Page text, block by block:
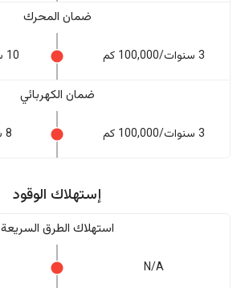
ضمان المحرك
3 سنوات/100,000 كم 10 سنوات/1,000,000 كم
ضمان الكهربائي
3 سنوات/100,000 كم 8 سنوات/300,000 كم
إستهلاك الوقود
استهلاك الطرق السريعة
N/A